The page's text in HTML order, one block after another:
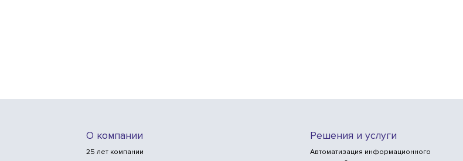
О компании
25 лет компании
Решения и услуги
Автоматизация информационного